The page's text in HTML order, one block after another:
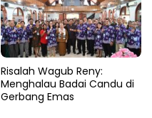
Risalah Wagub Reny:
Menghalau Badai Candu di
Gerbang Emas